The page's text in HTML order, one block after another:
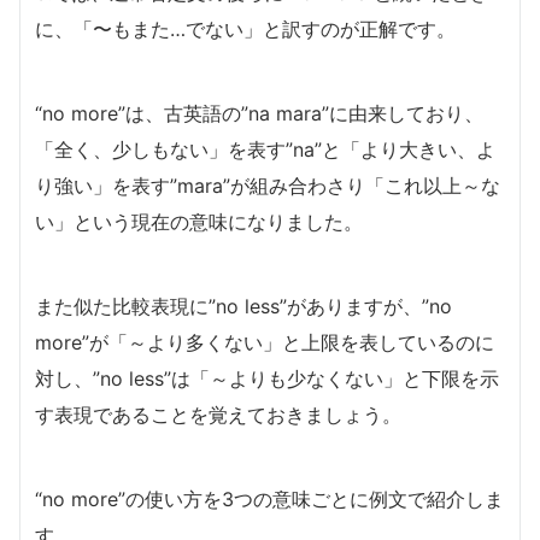
に、「〜もまた…でない」と訳すのが正解です。
“no more”は、古英語の”na mara”に由来しており、
「全く、少しもない」を表す”na”と「より大きい、よ
り強い」を表す”mara”が組み合わさり「これ以上～な
い」という現在の意味になりました。
また似た比較表現に”no less”がありますが、”no
more”が「～より多くない」と上限を表しているのに
対し、”no less”は「～よりも少なくない」と下限を示
す表現であることを覚えておきましょう。
“no more”の使い方を3つの意味ごとに例文で紹介しま